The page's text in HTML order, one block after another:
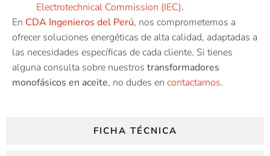
FICHA TÉCNICA
Electrotechnical Commission (IEC).
En CDA Ingenieros del Perú, nos comprometemos a
ofrecer soluciones energéticas de alta calidad, adaptadas a
las necesidades específicas de cada cliente. Si tienes
alguna consulta sobre nuestros transformadores
monofásicos en aceite, no dudes en contactarnos.